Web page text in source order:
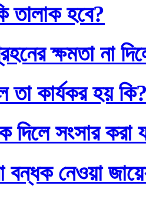
তালাক হবে?
ক্ষমতা না
তা কার্যকর হয়
দিলে সংসার করা
বন্ধক নেওয়া